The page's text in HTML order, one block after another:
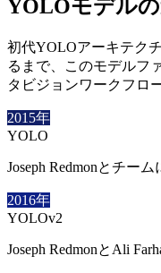
YOLOモデル
初代YOLOアーキテク
るまで、このモデルフ
タビジョンワークフロ
2015年
YOLO
Joseph Redmonとチー
2016年
YOLOv2
Joseph RedmonとAli